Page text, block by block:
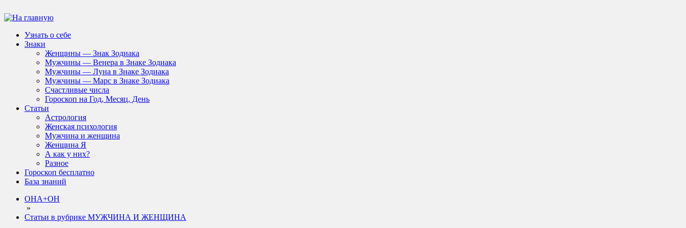
Узнать о себе
Знаки
Женщины — Знак Зодиака
Мужчины — Венера в Знаке Зодиака
Мужчины — Луна в Знаке Зодиака
Мужчины — Марс в Знаке Зодиака
Счастливые числа
Гороскоп на Год, Месяц, День
Статьи
Астрология
Женская психология
Мужчина и женщина
Женщина Я
А как у них?
Разное
Гороскоп бесплатно
База знаний
ОНА+ОН
»
Статьи в рубрике МУЖЧИНА И ЖЕНЩИНА